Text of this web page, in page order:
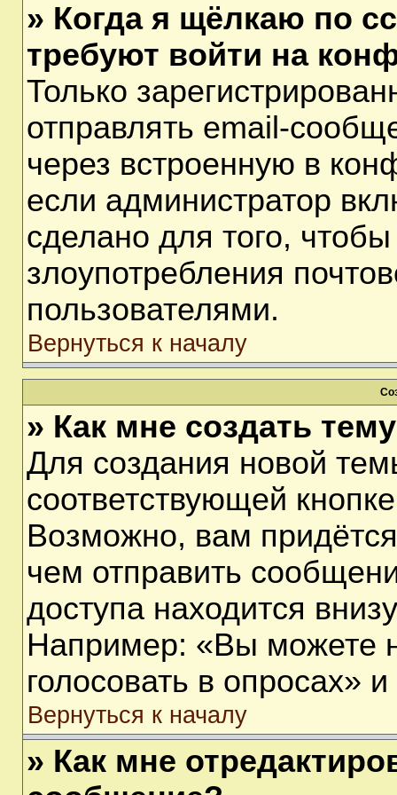
» Когда я щёлкаю по
требуют войти на
Только
отправлять email-
через встроенную в
если администратор
сделано для того,
злоупотребления
пользователями.
Вернуться к началу
» Как мне создать
Для создания новой
соответствующей
Возможно, вам
чем отправить
доступа находится
Например: «Вы можете
голосовать в опросах» и
Вернуться к началу
» Как мне